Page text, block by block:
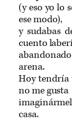
(y eso yo lo
ese modo),
y sudabas
cuento
arena.
Hoy tendría
no me gusta
casa.